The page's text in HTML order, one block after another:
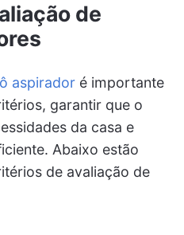
de
aspiradoré importante
garantir que o
da casa e
Abaixo estão
de avaliação de